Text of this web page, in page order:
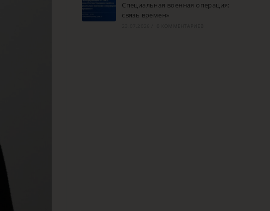
Специальная военная операция:
связь времен»